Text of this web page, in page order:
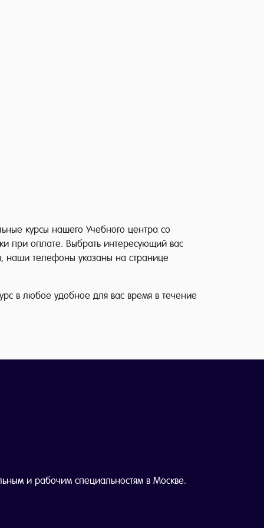
курсы нашего Учебного центра со
при оплате. Выбрать интересующий вас
наши телефоны указаны на странице
в любое удобное для вас время в течение
и рабочим специальностям в Москве.